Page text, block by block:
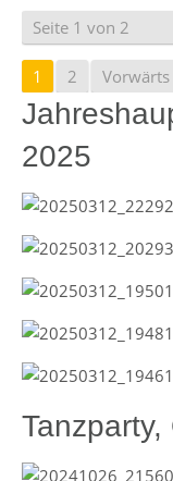
Seite 1 von 2
1 2 Vorwärts
2025